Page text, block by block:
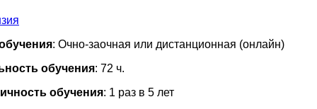
: Очно-заочная или дистанционная (онлайн)
обучения: 72 ч.
обучения: 1 раз в 5 лет